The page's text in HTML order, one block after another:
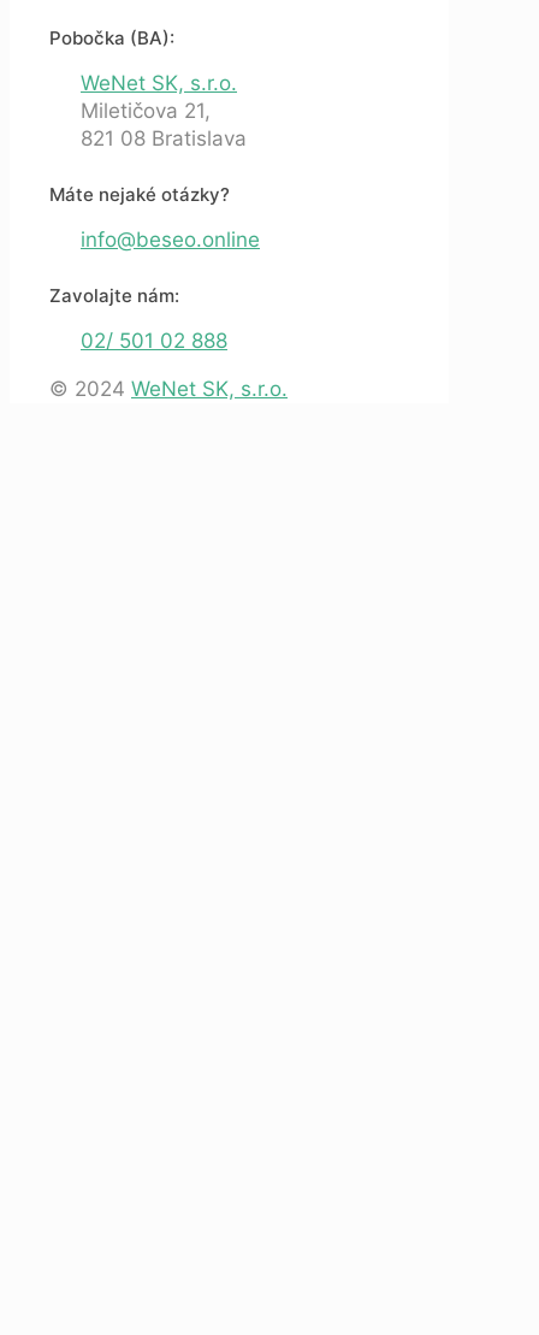
Pobočka (BA):
WeNet SK, s.r.o.
Miletičova 21,
821 08 Bratislava
Máte nejaké otázky?
info@beseo.online
Zavolajte nám:
02/ 501 02 888
© 2024 WeNet SK, s.r.o.